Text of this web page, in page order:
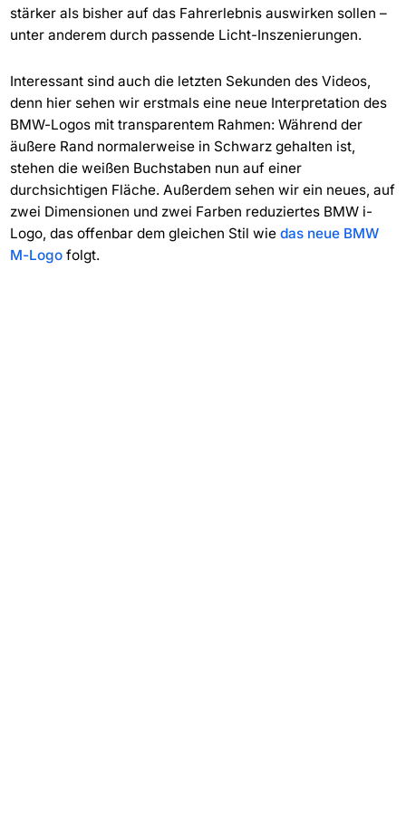
stärker als bisher auf das Fahrerlebnis auswirken sollen –
unter anderem durch passende Licht-Inszenierungen.
Interessant sind auch die letzten Sekunden des Videos,
denn hier sehen wir erstmals eine neue Interpretation des
BMW-Logos mit transparentem Rahmen: Während der
äußere Rand normalerweise in Schwarz gehalten ist,
stehen die weißen Buchstaben nun auf einer
durchsichtigen Fläche. Außerdem sehen wir ein neues, auf
zwei Dimensionen und zwei Farben reduziertes BMW i-
Logo, das offenbar dem gleichen Stil wie das neue BMW
M-Logofolgt.